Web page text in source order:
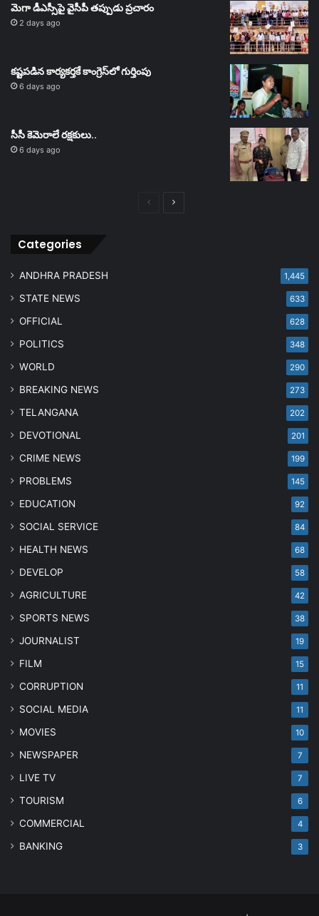
మెగా డీఎస్సీపై వైసీపీ తప్పుడు ప్రచారం
2 days ago
కష్టపడిన కార్యకర్తకే కాంగ్రెస్‌లో గుర్తింపు
6 days ago
సీసీ కెమెరాలే రక్షకులు..
6 days ago
PreviousNext
Categories
ANDHRA PRADESH 1,445
STATE NEWS 633
OFFICIAL 628
POLITICS 348
WORLD 290
BREAKING NEWS 273
TELANGANA 202
DEVOTIONAL 201
CRIME NEWS 199
PROBLEMS 145
EDUCATION 92
SOCIAL SERVICE 84
HEALTH NEWS 68
DEVELOP 58
AGRICULTURE 42
SPORTS NEWS 38
JOURNALIST 19
FILM 15
CORRUPTION 11
SOCIAL MEDIA 11
MOVIES 10
NEWSPAPER 7
LIVE TV 7
TOURISM 6
COMMERCIAL 4
BANKING 3